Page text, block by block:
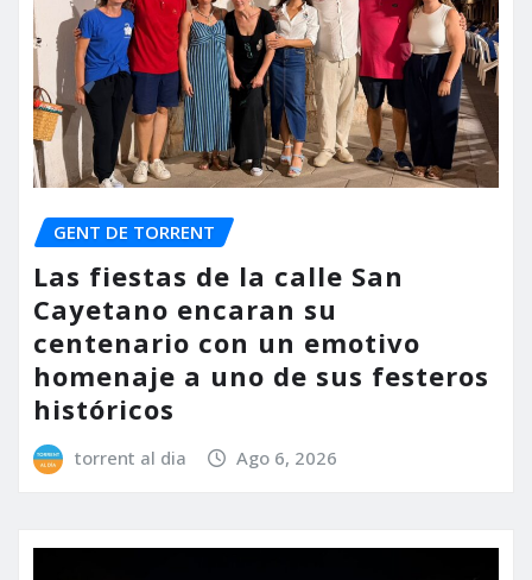
GENT DE TORRENT
Las fiestas de la calle San
Cayetano encaran su
centenario con un emotivo
homenaje a uno de sus festeros
históricos
torrent al dia Ago 6, 2026